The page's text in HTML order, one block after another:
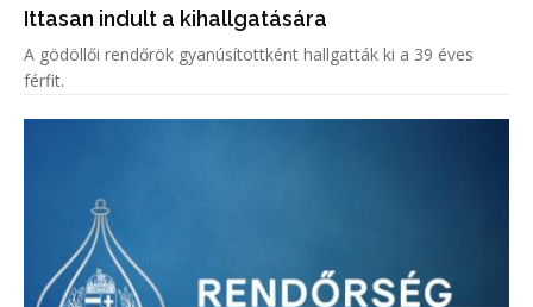
Ittasan indult a kihallgatására
A gödöllői rendőrök gyanúsítottként hallgatták ki a 39 éves
férfit.